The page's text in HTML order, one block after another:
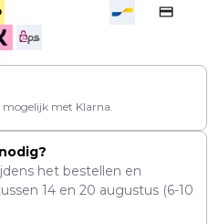
mogelijk met Klarna.
het bestellen en
14 en 20 augustus (6-10